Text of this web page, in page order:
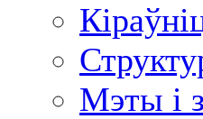
Мэты і